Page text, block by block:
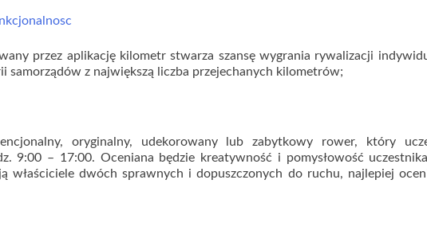
przez aplikację kilometr stwarza szansę wygrania rywalizacji
samorządów z największą liczba przejechanych kilometrów;
oryginalny, udekorowany lub zabytkowy rower, który
9:00 – 17:00. Oceniana będzie kreatywność i pomysłowość
właściciele dwóch sprawnych i dopuszczonych do ruchu, najlepiej